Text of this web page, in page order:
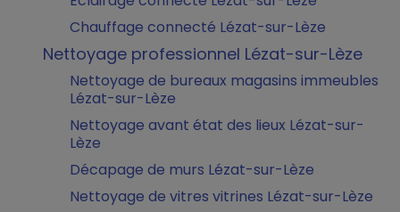
Chauffage connecté Lézat-sur-Lèze
Nettoyage professionnel Lézat-sur-Lèze
Nettoyage de bureaux magasins immeubles
Lézat-sur-Lèze
Nettoyage avant état des lieux Lézat-sur-
Lèze
Décapage de murs Lézat-sur-Lèze
Nettoyage de vitres vitrines Lézat-sur-Lèze